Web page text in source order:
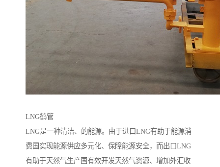
LNG鹤管
LNG是一种清洁、的能源。由于进口LNG有助于能源消
费国实现能源供应多元化、保障能源安全，而出口LNG
有助于天然气生产国有效开发天然气资源、增加外汇收